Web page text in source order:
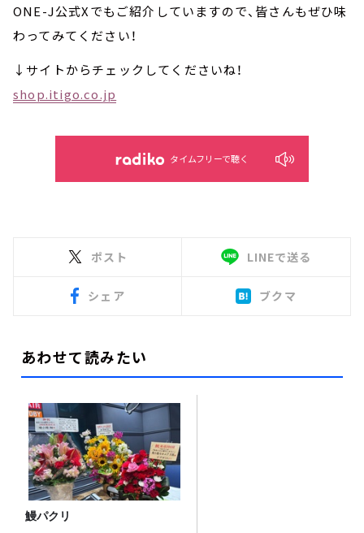
ONE-J公式Xでもご紹介していますので、皆さんもぜひ味
わってみてください！
↓サイトからチェックしてくださいね！
shop.itigo.co.jp
タイムフリーで聴く
ポスト LINEで送る
シェア ブクマ
あわせて読みたい
鰻パクリ